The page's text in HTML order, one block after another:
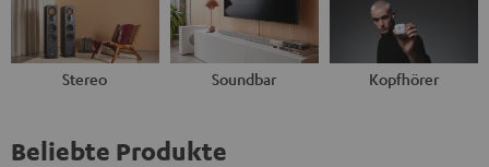
Stereo Soundbar Kopfhörer
Beliebte Produkte